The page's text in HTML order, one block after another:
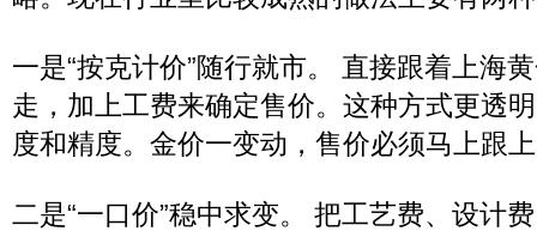
一是“按克计价”随行就市。 直接跟着上海
走，加上工费来确定售价。这种方式更透
度和精度。金价一变动，售价必须马上跟
二是“一口价”稳中求变。 把工艺费、设计